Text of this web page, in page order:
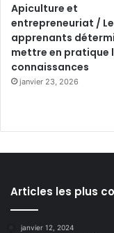
Apiculture et
entrepreneuriat /
apprenants
mettre en pratique
connaissances
janvier 23, 2026
Articles les plus
janvier 12, 2024